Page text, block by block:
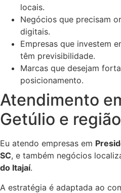
locais.
Negócios que precisam
digitais.
Empresas que investem
têm previsibilidade.
Marcas que desejam
posicionamento.
Atendimento
Getúlio e região
Eu atendo empresas em
SC, e também negócios
do Itajaí.
A estratégia é adaptada ao